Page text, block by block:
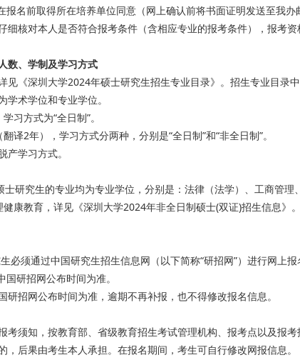
报名前取得所在培养单位同意（网上确认前将书面证明发送至我办
细核对本人是否符合报考条件（含相应专业的报考条件），报考
数、学制及学习方式
见《深圳大学2024年硕士研究生招生专业目录》。招生专业目录
学术学位和专业学位。
习方式为“全日制”。
译2年），学习方式分两种，分别是“全日制”和“非全日制”。
产学习方式。
士研究生的专业均为专业学位，分别是：法律（法学）、工商管
康教育，详见《深圳大学2024年非全日制硕士(双证)招生信息》。
必须通过中国研究生招生信息网（以下简称“研招网”）进行网上报
研招网公布时间为准。
研招网公布时间为准，逾期不再补报，也不得修改报名信息。
考须知，按教育部、省级教育招生考试管理机构、报考点以及报
，后果由考生本人承担。在报名期间，考生可自行修改网报信息。